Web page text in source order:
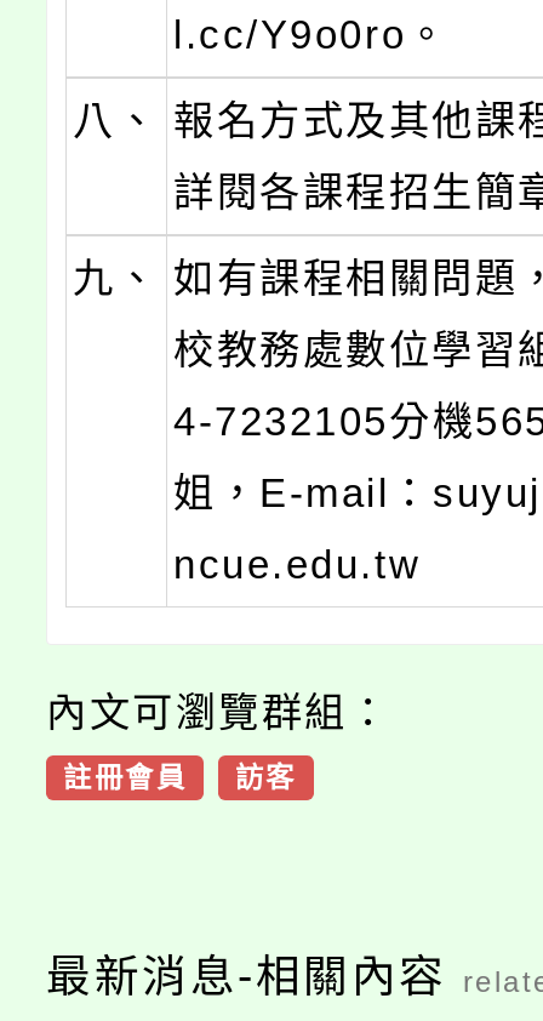
l.cc/Y9o0ro。
八、
報名方式及其他課
詳閱各課程招生簡
九、
如有課程相關問題
校教務處數位學習
4-7232105分機
姐，E-mail：
ncue.edu.tw
內文可瀏覽群組：
註冊會員 訪客
最新消息-相關內容